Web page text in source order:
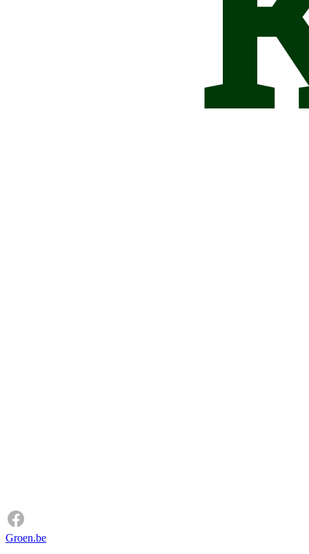
Groen.be